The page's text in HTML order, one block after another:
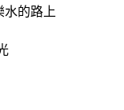
水的路上